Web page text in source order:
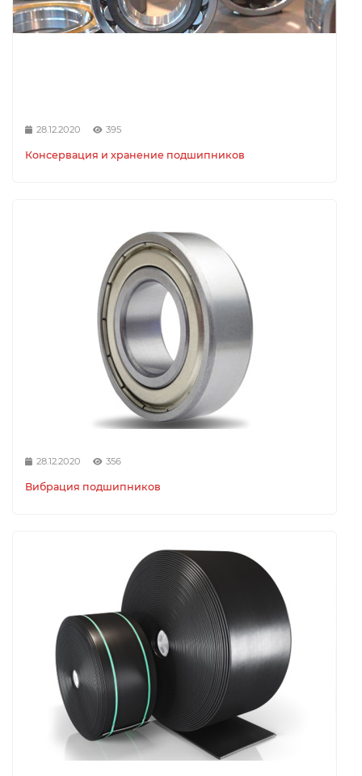
28.12.2020 395
Консервация и хранение подшипников
28.12.2020 356
Вибрация подшипников